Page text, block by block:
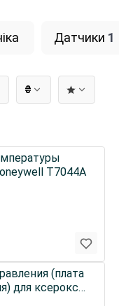
Датчики 1
₴
T7044A
(плата
для ксерокса